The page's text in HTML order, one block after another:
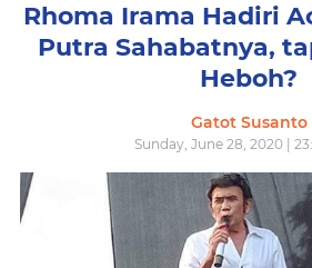
Rhoma Irama Hadiri
Putra Sahabatnya,
Heboh?
Gatot Susanto
Sunday, June 28, 2020 |